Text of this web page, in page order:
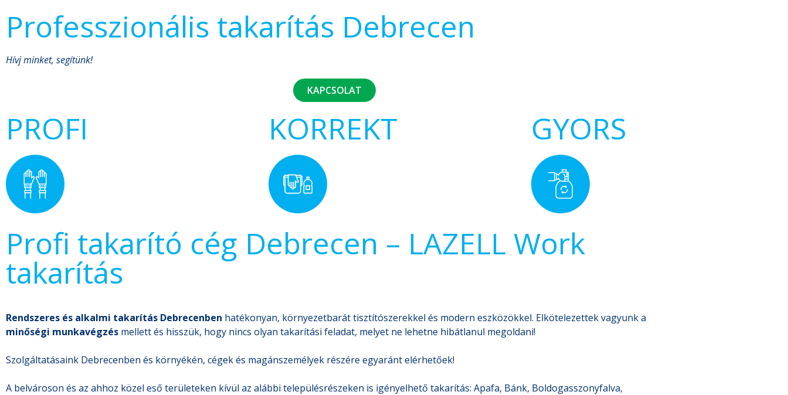
Professzionális takarítás Debrecen
Hívj minket, segítünk!
KAPCSOLAT
PROFI KORREKT GYORS
Profi takarító cég Debrecen – LAZELL Work
takarítás
Rendszeres és alkalmi takarítás Debrecenben hatékonyan, környezetbarát tisztítószerekkel és modern eszközökkel. Elkötelezettek vagyunk a
minőségi munkavégzés mellett és hisszük, hogy nincs olyan takarítási feladat, melyet ne lehetne hibátlanul megoldani!
Szolgáltatásaink Debrecenben és környékén, cégek és magánszemélyek részére egyaránt elérhetőek!
A belvároson és az ahhoz közel eső területeken kívül az alábbi településrészeken is igényelhető takarítás: Apafa, Bánk, Boldogasszonyfalva,